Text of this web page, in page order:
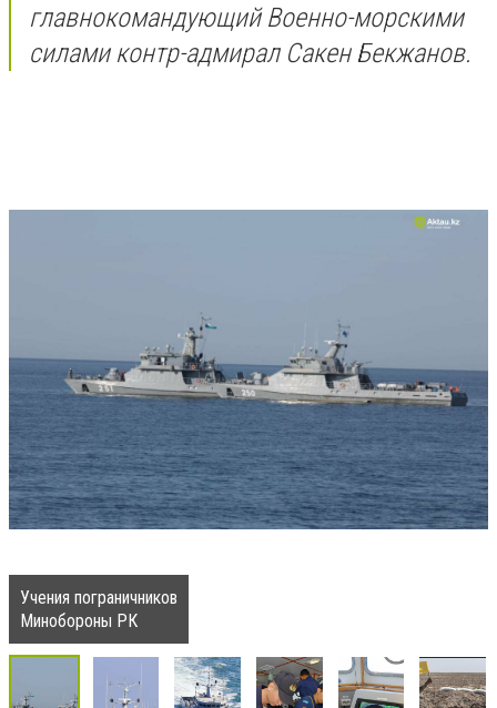
главнокомандующий Военно-морскими
силами контр-адмирал Сакен Бекжанов.
Учения пограничников
Минобороны РК